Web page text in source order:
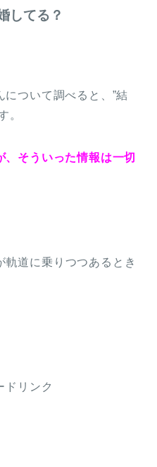
してる？
について調べると、”結
。
そういった情報は一切
道に乗りつつあるとき
ドリンク